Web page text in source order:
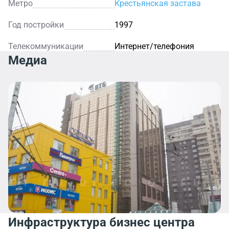
43» будет важным шагом компании на пути к
развитию своего бизнеса и процветания.
Метро Крестьянская застава
Год постройки 1997
Телекоммуникации Интернет/телефония
Медиа
Инфраструктура бизнес центра